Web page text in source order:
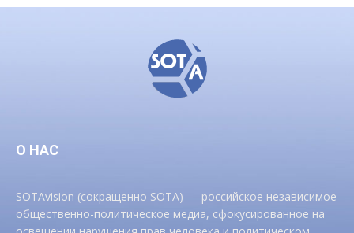
О НАС
SOTAvision (сокращенно SOTA) — российское независимое
общественно-политическое медиа, сфокусированное на